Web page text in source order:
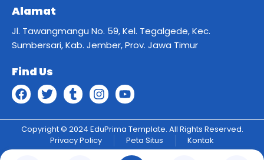
Alamat
Jl. Tawangmangu No. 59, Kel. Tegalgede, Kec.
Sumbersari, Kab. Jember, Prov. Jawa Timur
Find Us
Copyright © 2024 EduPrima Template. All Rights Reserved.
Privacy Policy
Peta Situs Kontak